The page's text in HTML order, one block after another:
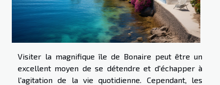
Visiter la magnifique île de Bonaire peut être un
excellent moyen de se détendre et d'échapper à
l'agitation de la vie quotidienne. Cependant, les